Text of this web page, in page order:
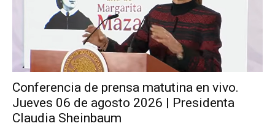
Conferencia de prensa matutina en vivo.
Jueves 06 de agosto 2026 | Presidenta
Claudia Sheinbaum